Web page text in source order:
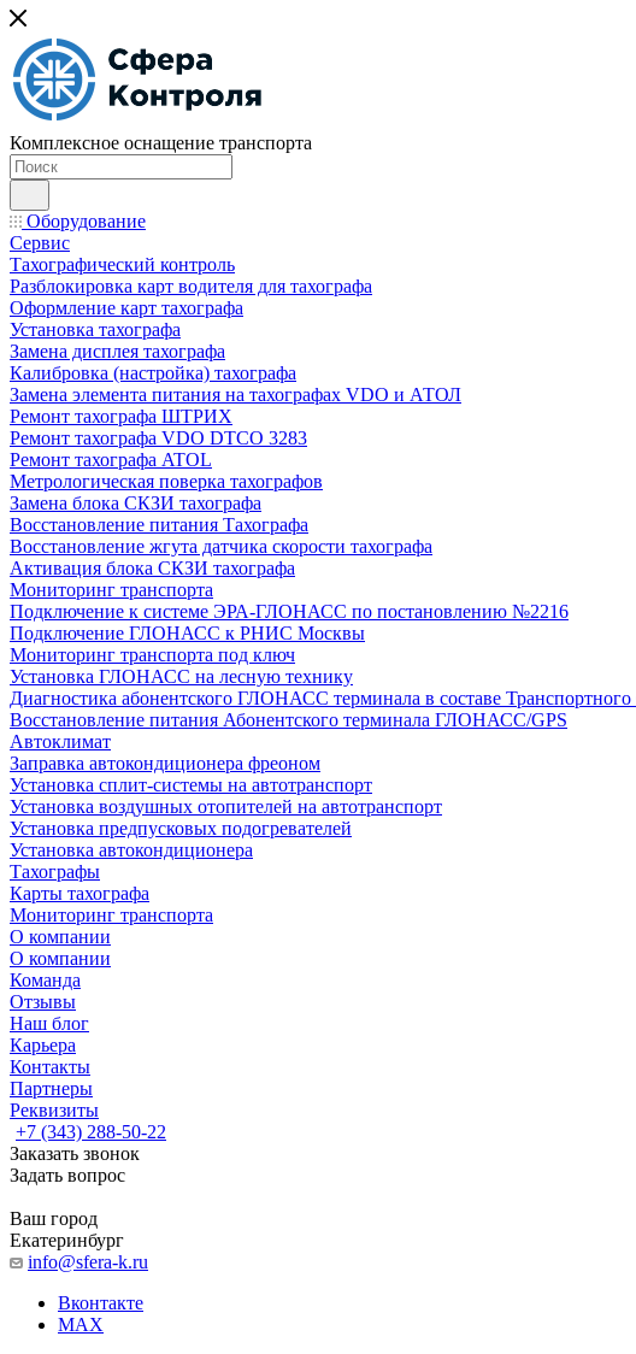
Комплексное оснащение транспорта
Оборудование
Сервис
Тахографический контроль
Разблокировка карт водителя для тахографа
Оформление карт тахографа
Установка тахографа
Замена дисплея тахографа
Калибровка (настройка) тахографа
Замена элемента питания на тахографах VDO и АТОЛ
Ремонт тахографа ШТРИХ
Ремонт тахографа VDO DTCO 3283
Ремонт тахографа ATOL
Метрологическая поверка тахографов
Замена блока СКЗИ тахографа
Восстановление питания Тахографа
Восстановление жгута датчика скорости тахографа
Активация блока СКЗИ тахографа
Мониторинг транспорта
Подключение к системе ЭРА-ГЛОНАСС по постановлению №2216
Подключение ГЛОНАСС к РНИС Москвы
Мониторинг транспорта под ключ
Установка ГЛОНАСС на лесную технику
Диагностика абонентского ГЛОНАСС терминала в составе Транспортного
Восстановление питания Абонентского терминала ГЛОНАСС/GPS
Автоклимат
Заправка автокондиционера фреоном
Установка сплит-системы на автотранспорт
Установка воздушных отопителей на автотранспорт
Установка предпусковых подогревателей
Установка автокондиционера
Тахографы
Карты тахографа
Мониторинг транспорта
О компании
О компании
Команда
Отзывы
Наш блог
Карьера
Контакты
Партнеры
Реквизиты
+7 (343) 288-50-22
Заказать звонок
Задать вопрос
Ваш город
Екатеринбург
info@sfera-k.ru
Вконтакте
MAX